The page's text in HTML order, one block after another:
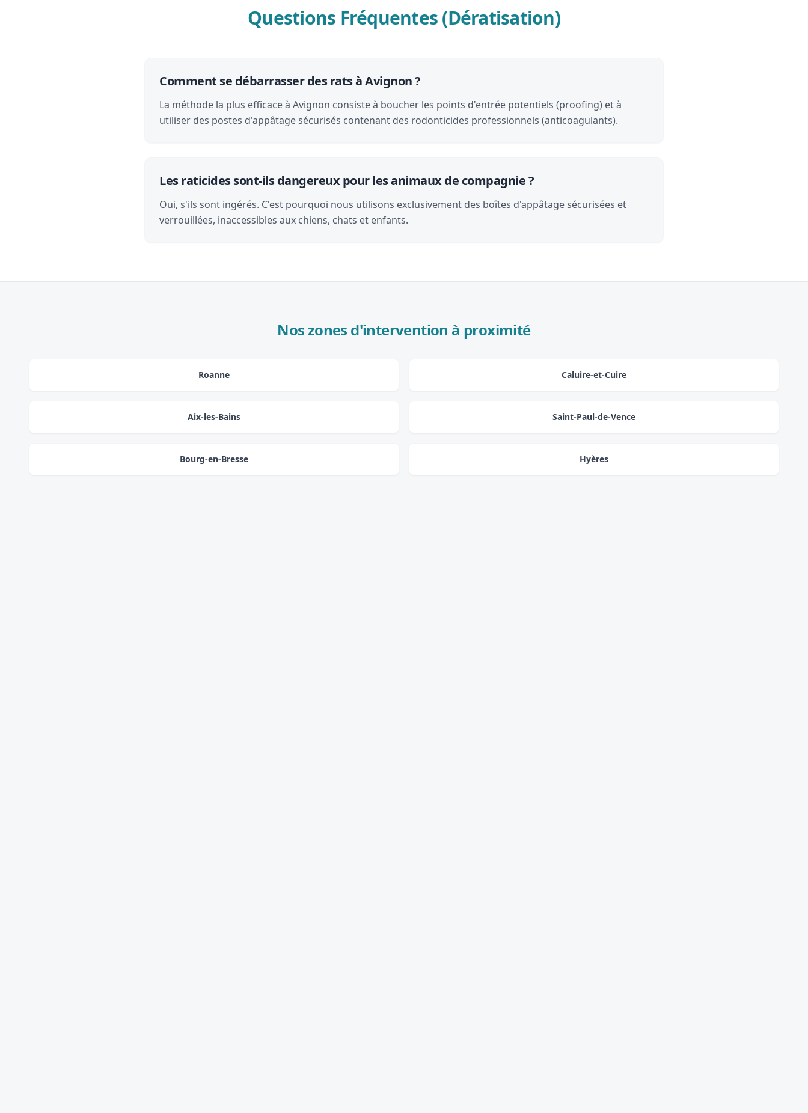
Questions Fréquentes (Dératisation)
Comment se débarrasser des rats à Avignon ?
La méthode la plus efficace à Avignon consiste à boucher les points d'entrée potentiels (proofing) et à
utiliser des postes d'appâtage sécurisés contenant des rodonticides professionnels (anticoagulants).
Les raticides sont-ils dangereux pour les animaux de compagnie ?
Oui, s'ils sont ingérés. C'est pourquoi nous utilisons exclusivement des boîtes d'appâtage sécurisées et
verrouillées, inaccessibles aux chiens, chats et enfants.
Nos zones d'intervention à proximité
Roanne Caluire-et-Cuire
Aix-les-Bains Saint-Paul-de-Vence
Bourg-en-Bresse Hyères